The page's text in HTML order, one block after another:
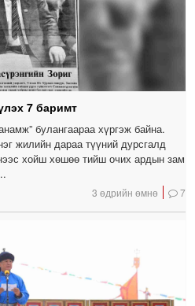
7 баримт
булангаараа хүргэж байна.
жилийн дараа түүний дурсгалд
хойш хөшөө тийш очих ардын зам
3 өдрийн өмнө 7